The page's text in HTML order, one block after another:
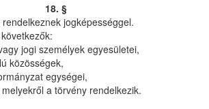
18. §
jogképességgel.
jogi személyek egyesületei,
közösségek,
egységei,
a törvény rendelkezik.